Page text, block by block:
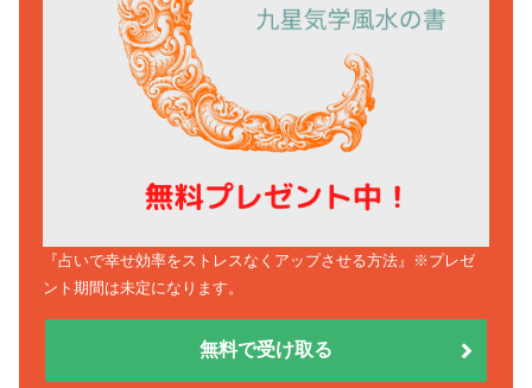
『占いで幸せ効率をストレスなくアップさせる方法』※プレゼ
ント期間は未定になります。
無料で受け取る